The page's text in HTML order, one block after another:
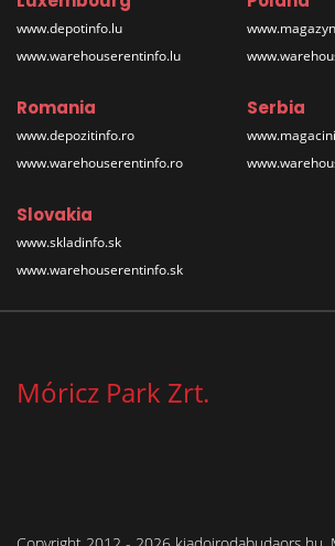
www.depotinfo.lu
www.warehouserentinfo.lu
Romania
www.depozitinfo.ro
www.warehouserentinfo.ro
Serbia
Slovakia
www.skladinfo.sk
www.warehouserentinfo.sk
Móricz Park Zrt.